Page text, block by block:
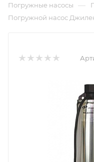
Погружные насосы —
Погружной насос